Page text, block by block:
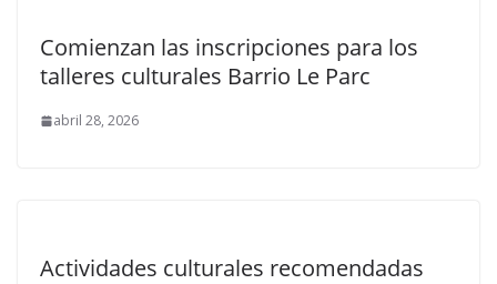
Comienzan las inscripciones para los
talleres culturales Barrio Le Parc
abril 28, 2026
Actividades culturales recomendadas